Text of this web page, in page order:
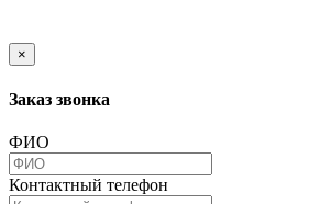
×
Заказ звонка
ФИО
Контактный телефон